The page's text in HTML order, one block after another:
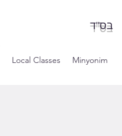
בס"ד
Local Classes Minyonim